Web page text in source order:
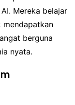
Mereka belajar
mendapatkan
berguna
nyata.